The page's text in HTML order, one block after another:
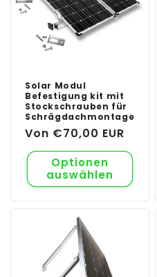
Solar Modul
Befestigung kit mit
Stockschrauben für
Schrägdachmontage
Normaler
Preis
Von €70,00 EUR
Optionen
auswählen